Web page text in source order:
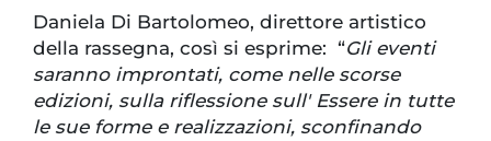
Daniela Di Bartolomeo, direttore artistico
della rassegna, così si esprime: “Gli eventi
saranno improntati, come nelle scorse
edizioni, sulla riflessione sull' Essere in tutte
le sue forme e realizzazioni, sconfinando